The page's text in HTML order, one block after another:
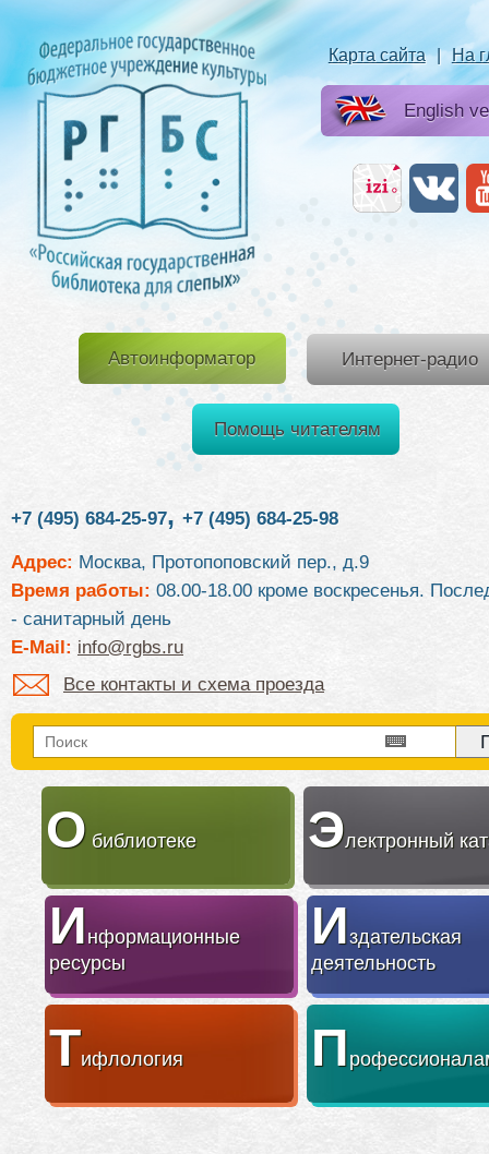
Карта сайта | На
English
Автоинформатор Интернет-радио
Помощь читателям
+7 (495) 684-25-97, +7 (495) 684-25-98
Адрес: Москва, Протопоповский пер., д.9
Время работы: 08.00-18.00 кроме воскресенья.
- санитарный день
E-Mail: info@rgbs.ru
Все контакты и схема проезда
О библиотеке Электронный
Информационные
ресурсы
Издательская
деятельность
Тифлология П